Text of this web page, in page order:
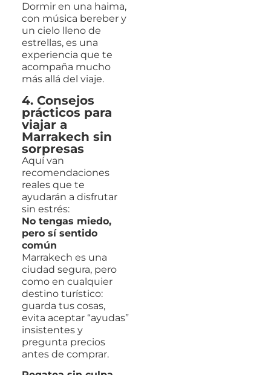
Dormir en una haima,
con música bereber y
un cielo lleno de
estrellas, es una
experiencia que te
acompaña mucho
más allá del viaje.
4. Consejos
prácticos para
viajar a
Marrakech sin
sorpresas
Aquí van
recomendaciones
reales que te
ayudarán a disfrutar
sin estrés:
No tengas miedo,
pero sí sentido
común
Marrakech es una
ciudad segura, pero
como en cualquier
destino turístico:
guarda tus cosas,
evita aceptar “ayudas”
insistentes y
pregunta precios
antes de comprar.